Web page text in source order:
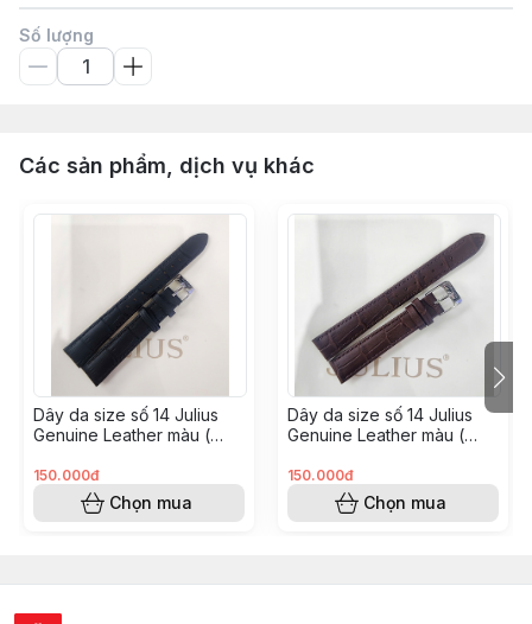
Số lượng
Các sản phẩm, dịch vụ khác
Dây da size số 14 Julius
Genuine Leather màu (
150.000đ
Chọn mua
Dây da size số 14 Julius
Genuine Leather màu (
150.000đ
Chọn mua